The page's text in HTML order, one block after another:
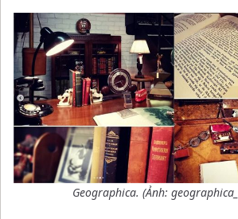
Geographica. (Ảnh: